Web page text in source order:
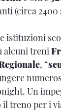
(circa 2400
istituzioni
alcuni treni
, “
Un
treno per i